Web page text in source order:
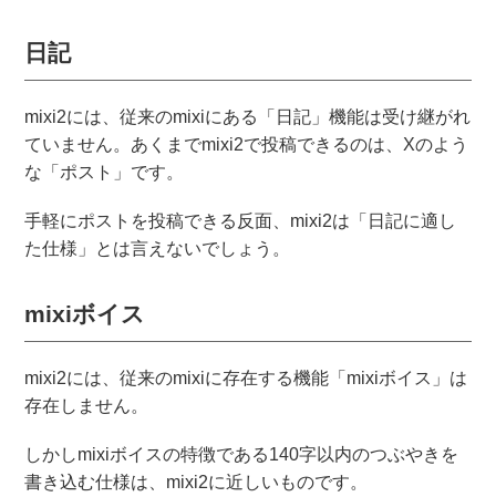
日記
mixi2には、従来のmixiにある「日記」機能は受け継がれ
ていません。あくまでmixi2で投稿できるのは、Xのよう
な「ポスト」です。
手軽にポストを投稿できる反面、mixi2は「日記に適し
た仕様」とは言えないでしょう。
mixiボイス
mixi2には、従来のmixiに存在する機能「mixiボイス」は
存在しません。
しかしmixiボイスの特徴である140字以内のつぶやきを
書き込む仕様は、mixi2に近しいものです。